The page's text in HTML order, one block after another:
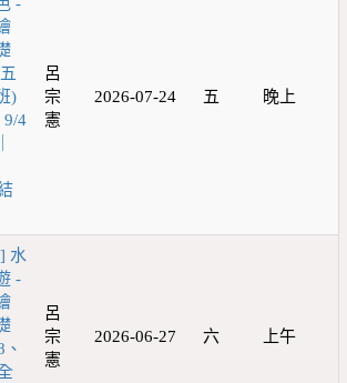
-
)
9/4
呂
宗
憲
2026-07-24 五 晚上
水
-
呂
宗
憲
2026-06-27 六 上午